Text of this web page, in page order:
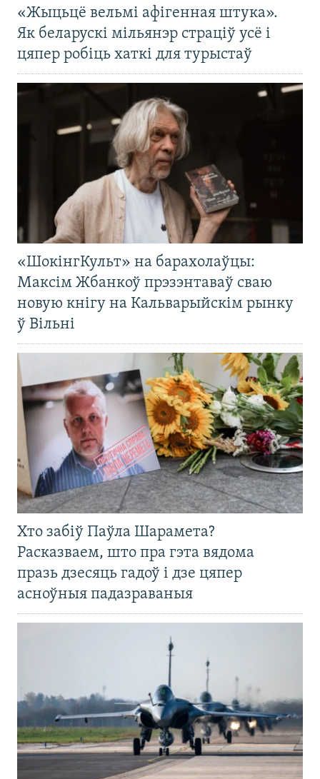
«Жыцьцё вельмі афігенная штука».
Як беларускі мільянэр страціў усё і
цяпер робіць хаткі для турыстаў
«ШокінгКульт» на барахолаўцы:
Максім Жбанкоў прэзэнтаваў сваю
новую кнігу на Кальварыйскім рынку
ў Вільні
Хто забіў Паўла Шарамета?
Расказваем, што пра гэта вядома
празь дзесяць гадоў і дзе цяпер
асноўныя падазраваныя